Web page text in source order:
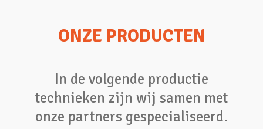
ONZE PRODUCTEN
In de volgende productie
technieken zijn wij samen met
onze partners gespecialiseerd.